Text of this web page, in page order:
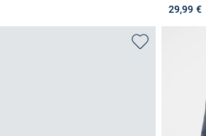
29,99 €